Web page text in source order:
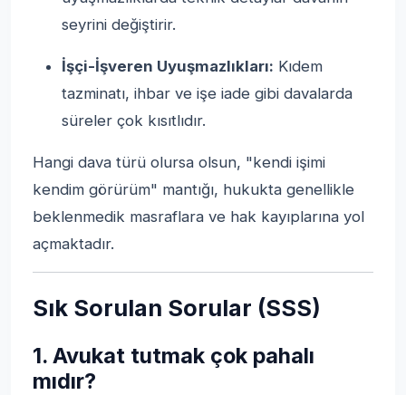
seyrini değiştirir.
İşçi-İşveren Uyuşmazlıkları: Kıdem
tazminatı, ihbar ve işe iade gibi davalarda
süreler çok kısıtlıdır.
Hangi dava türü olursa olsun, "kendi işimi
kendim görürüm" mantığı, hukukta genellikle
beklenmedik masraflara ve hak kayıplarına yol
açmaktadır.
Sık Sorulan Sorular (SSS)
1. Avukat tutmak çok pahalı
mıdır?